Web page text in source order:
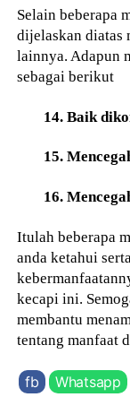
Selain beberapa
dijelaskan diatas
lainnya. Adapun
sebagai berikut
14. Baik
15.
16.
Itulah beberapa
anda ketahui
kecapi ini.
membantu
tentang manfaat
fb Whatsapp